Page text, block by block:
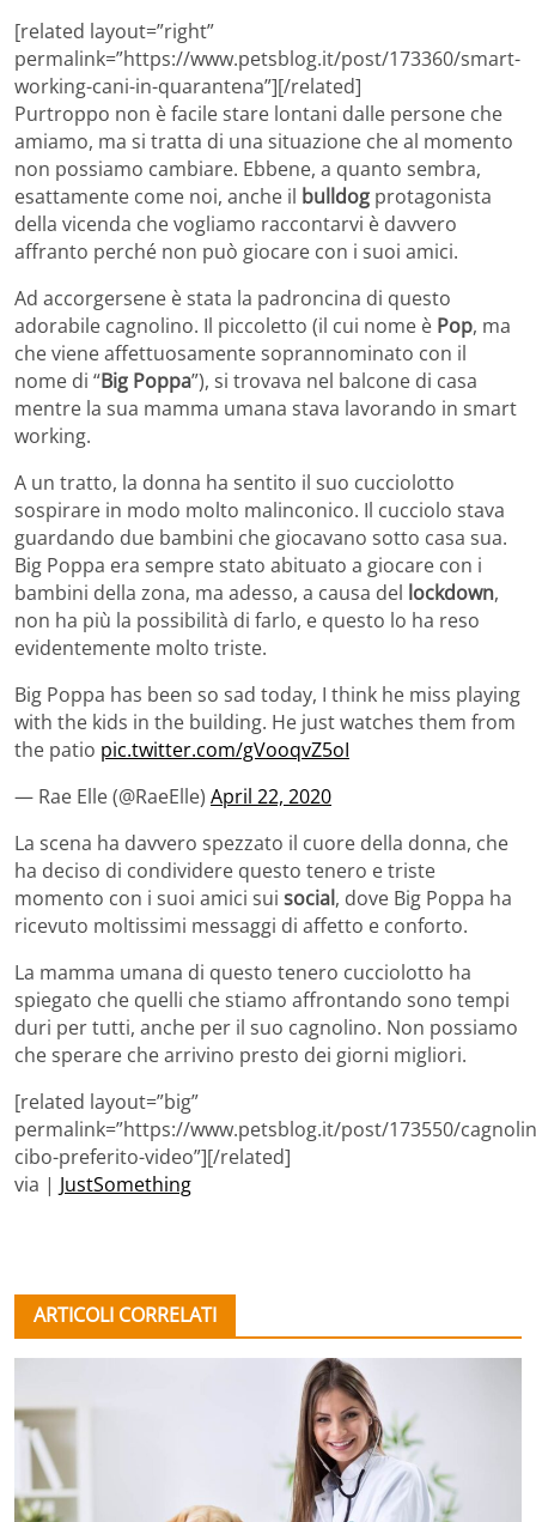
[related layout=”right”
permalink=”https://www.petsblog.it/post/173360/smart-
working-cani-in-quarantena”][/related]
Purtroppo non è facile stare lontani dalle persone che
amiamo, ma si tratta di una situazione che al momento
non possiamo cambiare. Ebbene, a quanto sembra,
esattamente come noi, anche il bulldog protagonista
della vicenda che vogliamo raccontarvi è davvero
affranto perché non può giocare con i suoi amici.
Ad accorgersene è stata la padroncina di questo
adorabile cagnolino. Il piccoletto (il cui nome è Pop, ma
che viene affettuosamente soprannominato con il
nome di “Big Poppa”), si trovava nel balcone di casa
mentre la sua mamma umana stava lavorando in smart
working.
A un tratto, la donna ha sentito il suo cucciolotto
sospirare in modo molto malinconico. Il cucciolo stava
guardando due bambini che giocavano sotto casa sua.
Big Poppa era sempre stato abituato a giocare con i
bambini della zona, ma adesso, a causa del lockdown,
non ha più la possibilità di farlo, e questo lo ha reso
evidentemente molto triste.
Big Poppa has been so sad today, I think he miss playing
with the kids in the building. He just watches them from
the patio pic.twitter.com/gVooqvZ5oI
— Rae Elle (@RaeElle) April 22, 2020
La scena ha davvero spezzato il cuore della donna, che
ha deciso di condividere questo tenero e triste
momento con i suoi amici sui social, dove Big Poppa ha
ricevuto moltissimi messaggi di affetto e conforto.
La mamma umana di questo tenero cucciolotto ha
spiegato che quelli che stiamo affrontando sono tempi
duri per tutti, anche per il suo cagnolino. Non possiamo
che sperare che arrivino presto dei giorni migliori.
[related layout=”big”
permalink=”https://www.petsblog.it/post/173550/
cibo-preferito-video”][/related]
via | JustSomething
ARTICOLI CORRELATI